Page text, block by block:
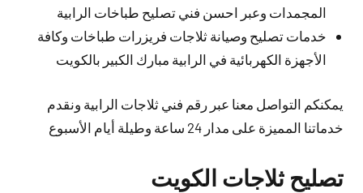
المجمدات وعبر احسن فني تصليح طباخات الرابية
خدمات تصليح وصيانة ثلاجات فريزرات طباخات وكافة
الأجهزة الكهربائية في الرابية مبارك الكبير بالكويت
يمكنكم التواصل معنا عبر رقم فني ثلاجات الرابية ونقدم
خدماتنا المميزة على مدار 24 ساعة وطيلة أيام الأسبوع
تصليح ثلاجات الكويت